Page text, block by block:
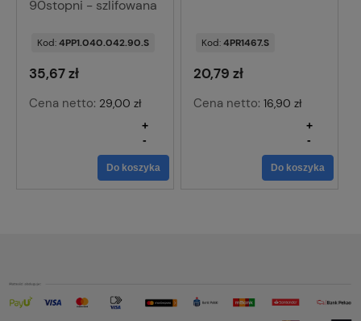
90stopni - szlifowana
Kod:4PP1.040.042.90.S
35,67 zł
Cena netto: 29,00 zł
-
+
Do koszyka
Kod:4PR1467.S
20,79 zł
Cena netto: 16,90 zł
-
+
Do koszyka